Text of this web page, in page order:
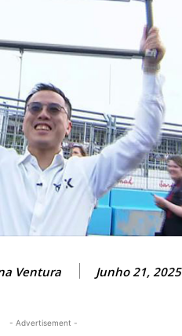
Ventura Junho 21, 2025
- Advertisement -